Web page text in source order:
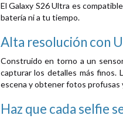
El Galaxy S26 Ultra es
batería ni a tu tiempo.
Alta resolución con
Construido en torno a un
capturar los detalles más finos.
escena y obtener fotos profusas
Haz que cada selfie